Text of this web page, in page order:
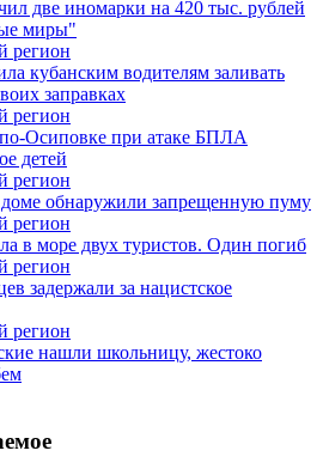
две иномарки на 420 тыс. рублей
миры"
кубанским водителям заливать
заправках
Осиповке при атаке БПЛА
детей
обнаружили запрещенную пуму
в море двух туристов. Один погиб
задержали за нацистское
нашли школьницу, жестоко